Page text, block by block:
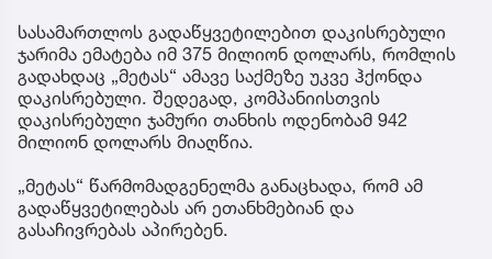
სასამართლოს გადაწყვეტილებით დაკისრებული
ჯარიმა ემატება იმ 375 მილიონ დოლარს, რომლის
გადახდაც „მეტას“ ამავე საქმეზე უკვე ჰქონდა
დაკისრებული. შედეგად, კომპანიისთვის
დაკისრებული ჯამური თანხის ოდენობამ 942
მილიონ დოლარს მიაღწია.
„მეტას“ წარმომადგენელმა განაცხადა, რომ ამ
გადაწყვეტილებას არ ეთანხმებიან და
გასაჩივრებას აპირებენ.